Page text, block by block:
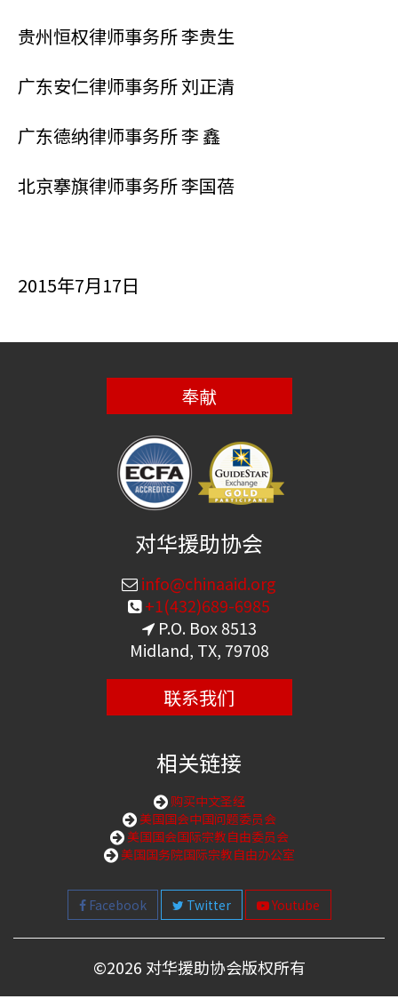
贵州恒权律师事务所 李贵生
广东安仁律师事务所 刘正清
广东德纳律师事务所 李 鑫
北京搴旗律师事务所 李国蓓
2015年7月17日
奉献
对华援助协会
info@chinaaid.org
+1(432)689-6985
P.O. Box 8513
Midland, TX, 79708
联系我们
相关链接
购买中文圣经
美国国会中国问题委员会
美国国会国际宗教自由委员会
美国国务院国际宗教自由办公室
Facebook Twitter Youtube
©2026 对华援助协会版权所有